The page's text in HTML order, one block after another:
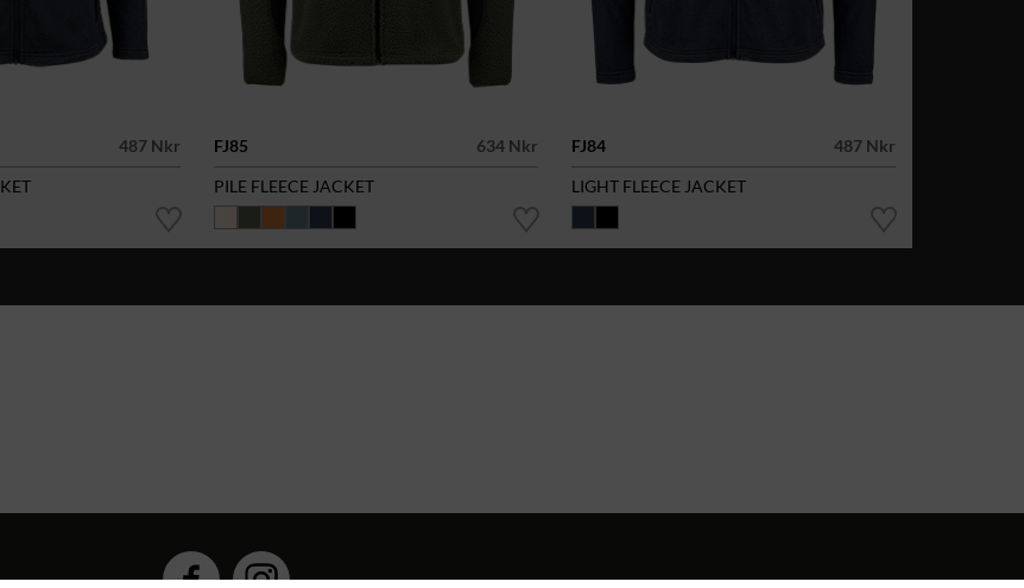
487 Nkr
FJ85
634 Nkr
PILE FLEECE JACKET
FJ84
487 Nkr
LIGHT FLEECE JACKET